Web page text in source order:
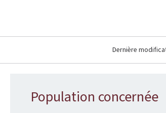
Dernière
Population concernée